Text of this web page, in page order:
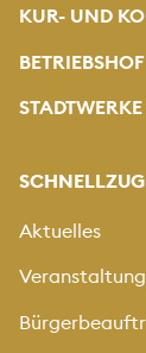
KUR- UND
BETRIEBSHOF
Aktuelles